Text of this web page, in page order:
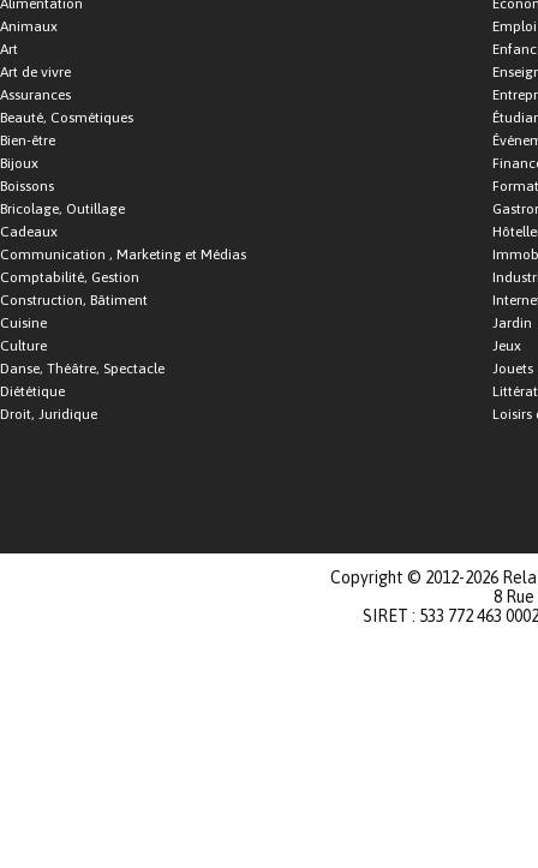
Alimentation
Animaux
Art
Art de vivre
Assurances
Beauté, Cosmétiques
Bien-être
Bijoux
Boissons
Bricolage, Outillage
Cadeaux
Communication , Marketing et Médias
Comptabilité, Gestion
Construction, Bâtiment
Cuisine
Culture
Danse, Théâtre, Spectacle
Diététique
Droit, Juridique
Emploi
Jardin
Jeux
Jouets
Loisirs
Copyright © 2012-2026
8
SIRET : 533 772 463